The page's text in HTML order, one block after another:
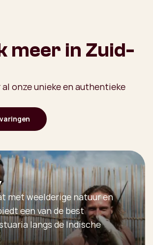
meer in Zuid-
onze unieke en authentieke
met weelderige natuur en
een van de best
langs de Indische